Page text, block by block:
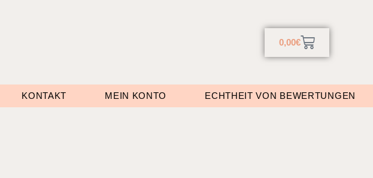
0,00€
KONTAKT MEIN KONTO ECHTHEIT VON BEWERTUNGEN